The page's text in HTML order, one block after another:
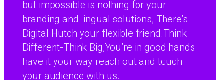
multiplicador rápido para una
experiencia de alta intensidad
1. La pulsación de velocidad relámpago de Chicken
RoadChicken road es un…
Continue reading
but impossible is nothing for your
branding and lingual solutions, There’s
Digital Hutch your flexible friend.Think
Different-Think Big,You’re in good hands
have it your way reach out and touch
your audience with us.